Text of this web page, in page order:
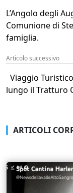
L’Angolo degli
Comunione di
famiglia.
Articolo successivo
Viaggio
lungo il Tratturo
ARTICOLI